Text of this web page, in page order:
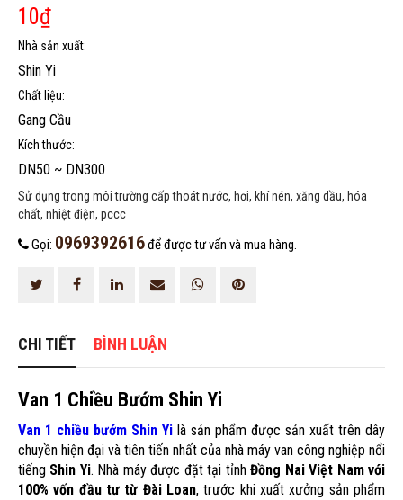
10₫
Nhà sản xuất:
Shin Yi
Chất liệu:
Gang Cầu
Kích thước:
DN50 ~ DN300
Sử dụng trong môi trường cấp thoát nước, hơi, khí nén, xăng dầu, hóa
chất, nhiệt điện, pccc
Gọi: 0969392616để được tư vấn và mua hàng.
CHI TIẾT BÌNH LUẬN
Van 1 Chiều Bướm Shin Yi
Van 1 chiều bướm Shin Yi là sản phẩm được sản xuất trên dây
chuyền hiện đại và tiên tiến nhất của nhà máy van công nghiệp nổi
tiếng Shin Yi. Nhà máy được đặt tại tỉnhĐồng Nai Việt Nam với
100% vốn đầu tư từ Đài Loan, trước khi xuất xưởng sản phẩm
Đăng ký tư vấn trực tiếp 24/7: